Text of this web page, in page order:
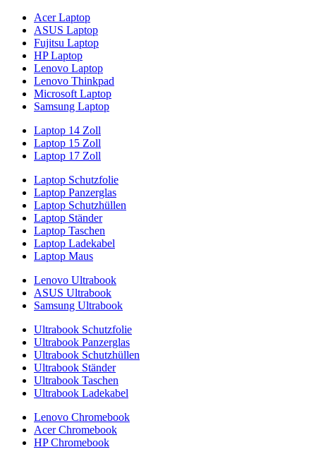
Acer Laptop
ASUS Laptop
Fujitsu Laptop
HP Laptop
Lenovo Laptop
Lenovo Thinkpad
Microsoft Laptop
Samsung Laptop
Laptop 14 Zoll
Laptop 15 Zoll
Laptop 17 Zoll
Laptop Schutzfolie
Laptop Panzerglas
Laptop Schutzhüllen
Laptop Ständer
Laptop Taschen
Laptop Ladekabel
Laptop Maus
Lenovo Ultrabook
ASUS Ultrabook
Samsung Ultrabook
Ultrabook Schutzfolie
Ultrabook Panzerglas
Ultrabook Schutzhüllen
Ultrabook Ständer
Ultrabook Taschen
Ultrabook Ladekabel
Lenovo Chromebook
Acer Chromebook
HP Chromebook